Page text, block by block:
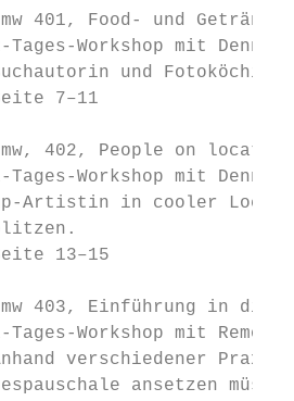
401, Food- und
Workshop mit
und Fotoköchin,
7–11
402, People on
Workshop mit Dennis
Artistin in cooler
13–15
403, Einführung in die
Tages-Workshop mit Remo
verschiedener
ansetzen